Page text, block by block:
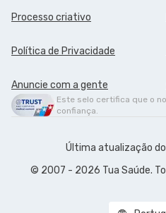
Processo criativo
Política de Privacidade
Anuncie com a gente
Este selo certifica que o
confiança.
Última atualização
© 2007 - 2026 Tua Saúde.